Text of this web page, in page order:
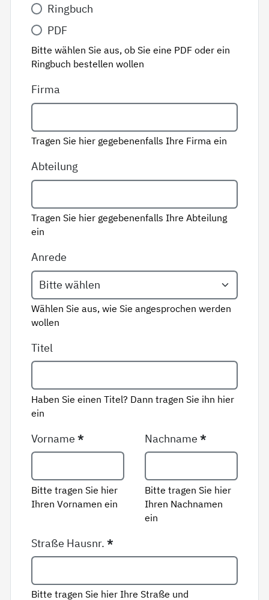
Variante*
Ringbuch
PDF
Bitte wählen Sie aus, ob Sie eine PDF oder ein
Ringbuch bestellen wollen
Firma
Tragen Sie hier gegebenenfalls Ihre Firma ein
Abteilung
Tragen Sie hier gegebenenfalls Ihre Abteilung
ein
Anrede
Wählen Sie aus, wie Sie angesprochen werden
wollen
Titel
Haben Sie einen Titel? Dann tragen Sie ihn hier
ein
Vorname*
Bitte tragen Sie hier
Ihren Vornamen ein
Nachname*
Bitte tragen Sie hier
Ihren Nachnamen
ein
Straße Hausnr.*
Bitte tragen Sie hier Ihre Straße und